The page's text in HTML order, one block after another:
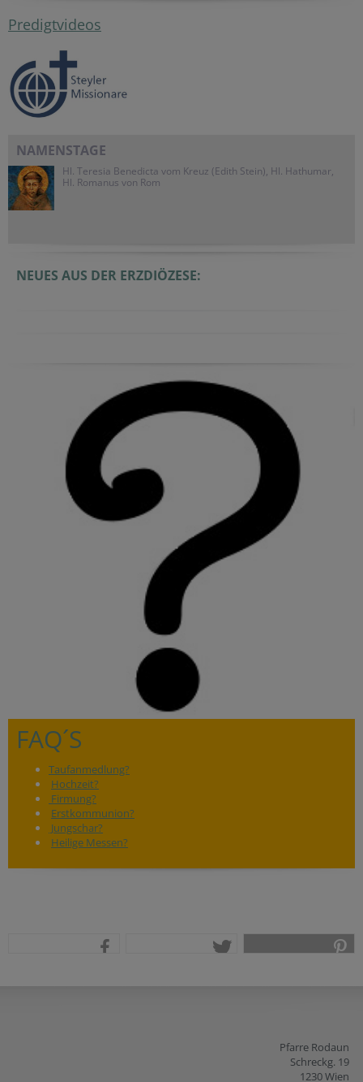
Predigtvideos
NAMENSTAGE
Hl. Teresia Benedicta vom Kreuz (Edith Stein), Hl. Hathumar,
Hl. Romanus von Rom
NEUES AUS DER ERZDIÖZESE:
FAQ´S
Taufanmedlung?
Hochzeit?
Firmung?
Erstkommunion?
Jungschar?
Heilige Messen?
Pfarre Rodaun
Schreckg. 19
1230 Wien